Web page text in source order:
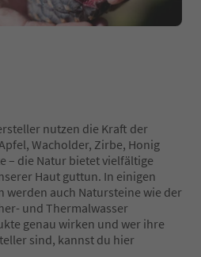
nutzen die Kraft der
Wacholder, Zirbe, Honig
– die Natur bietet vielfältige
Haut guttun. In einigen
auch Natursteine wie der
und Thermalwasser
genau wirken und wer ihre
sind, kannst du hier